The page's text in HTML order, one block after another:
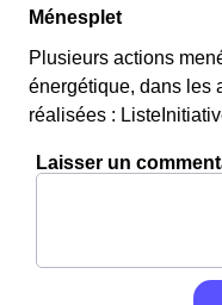
Ménesplet
Plusieurs actions
énergétique, dans les
réalisées :
Laisser un